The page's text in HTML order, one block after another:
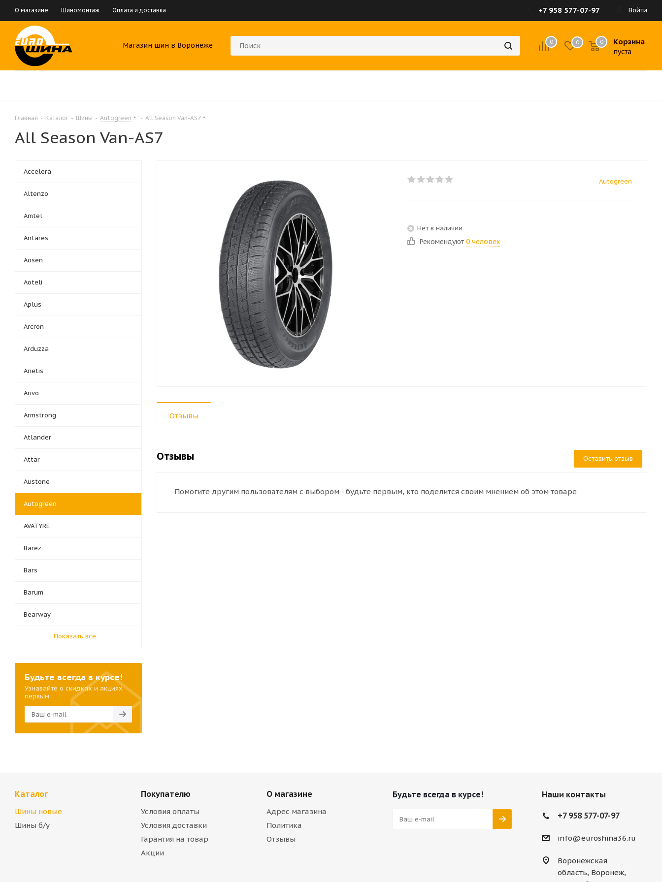
О магазине Шиномонтаж Оплата и доставка Войти
+7 958 577-07-97
Магазин шин в Воронеже 0 0 Корзина
пуста
0
Главная - Каталог - Шины - Autogreen - All Season Van-AS7
All Season Van-AS7
Autogreen
Нет в наличии
Рекомендуют 0 человек
Отзывы
Отзывы Оставить отзыв
Помогите другим пользователям с выбором - будьте первым, кто поделится своим мнением об этом товаре
Accelera
Altenzo
Amtel
Antares
Aosen
Aoteli
Aplus
Arcron
Arduzza
Arietis
Arivo
Armstrong
Atlander
Attar
Austone
Autogreen
AVATYRE
Barez
Bars
Barum
Bearway
Показать все
Будьте всегда в курсе!
Узнавайте о скидках и акциях
первым
Каталог
Шины новые
Шины б/у
Покупателю
Условия оплаты
Условия доставки
Гарантия на товар
Акции
О магазине
Адрес магазина
Политика
Отзывы
Будьте всегда в курсе! Наши контакты
+7 958 577-07-97
info@euroshina36.ru
Воронежская
область, Воронеж,